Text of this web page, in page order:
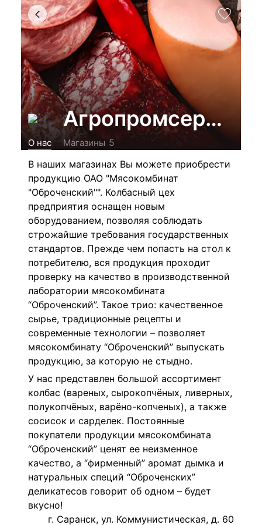
О нас Магазины 5
В наших магазинах Вы можете приобрести
продукцию ОАО "Мясокомбинат
"Оброченский"". Колбасный цех
предприятия оснащен новым
оборудованием, позволяя соблюдать
строжайшие требования государственных
стандартов. Прежде чем попасть на стол к
потребителю, вся продукция проходит
проверку на качество в производственной
лаборатории мясокомбината
“Оброченский”. Такое трио: качественное
сырье, традиционные рецепты и
современные технологии – позволяет
мясокомбинату “Оброченский” выпускать
продукцию, за которую не стыдно.
У нас представлен большой ассортимент
колбас (вареных, сырокопчёных, ливерных,
полукопчёных, варёно-копченых), а также
сосисок и сарделек. Постоянные
покупатели продукции мясокомбината
“Оброченский” ценят ее неизменное
качество, а “фирменный” аромат дымка и
натуральных специй “Оброченских”
деликатесов говорит об одном – будет
вкусно!
г. Саранск, ул. Коммунистическая, д. 60